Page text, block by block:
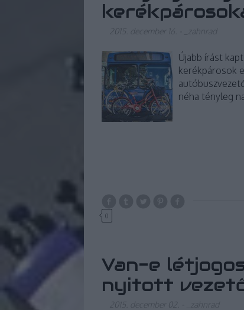
2015. december 16.
Újabb írást
kerékpárosok
néha tényleg
0
Van-e
nyitott
2015. december 02.